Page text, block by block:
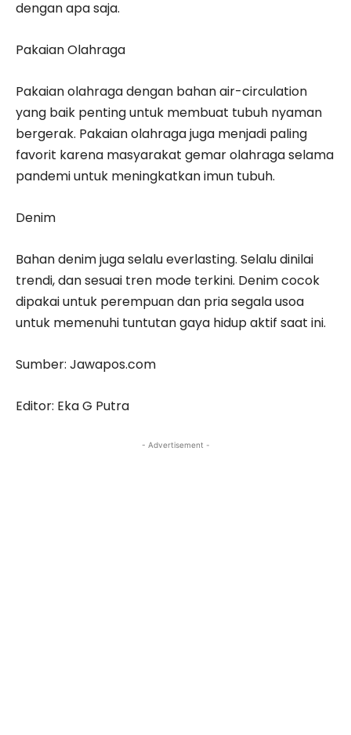
dengan apa saja.
Pakaian Olahraga
Pakaian olahraga dengan bahan air-circulation
yang baik penting untuk membuat tubuh nyaman
bergerak. Pakaian olahraga juga menjadi paling
favorit karena masyarakat gemar olahraga selama
pandemi untuk meningkatkan imun tubuh.
Denim
Bahan denim juga selalu everlasting. Selalu dinilai
trendi, dan sesuai tren mode terkini. Denim cocok
dipakai untuk perempuan dan pria segala usoa
untuk memenuhi tuntutan gaya hidup aktif saat ini.
Sumber: Jawapos.com
Editor: Eka G Putra
- Advertisement -